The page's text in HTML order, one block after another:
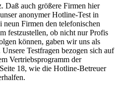
Daß auch größere Firmen hier
anonymer Hotline-Test in
neun Firmen den telefonischen
festzustellen, ob nicht nur Profis
können, gaben wir uns als
Testfragen bezogen sich auf
Vertriebsprogramm der
18, wie die Hotline-Betreuer